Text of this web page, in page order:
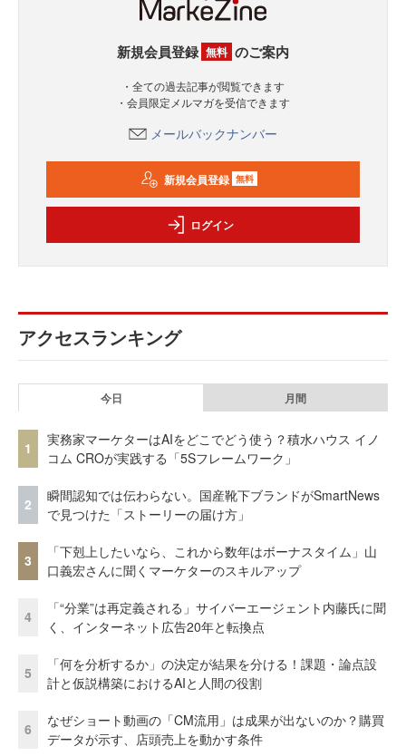
新規会員登録 無料 のご案内
・全ての過去記事が閲覧できます
・会員限定メルマガを受信できます
メールバックナンバー
新規会員登録 無料
ログイン
アクセスランキング
今日 月間
1
実務家マーケターはAIをどこでどう使う？積水ハウス イノ
コム CROが実践する「5Sフレームワーク」
2
瞬間認知では伝わらない。国産靴下ブランドがSmartNews
で見つけた「ストーリーの届け方」
3
「下剋上したいなら、これから数年はボーナスタイム」山
口義宏さんに聞くマーケターのスキルアップ
4
「“分業”は再定義される」サイバーエージェント内藤氏に聞
く、インターネット広告20年と転換点
5
「何を分析するか」の決定が結果を分ける！課題・論点設
計と仮説構築におけるAIと人間の役割
6
なぜショート動画の「CM流用」は成果が出ないのか？購買
データが示す、店頭売上を動かす条件